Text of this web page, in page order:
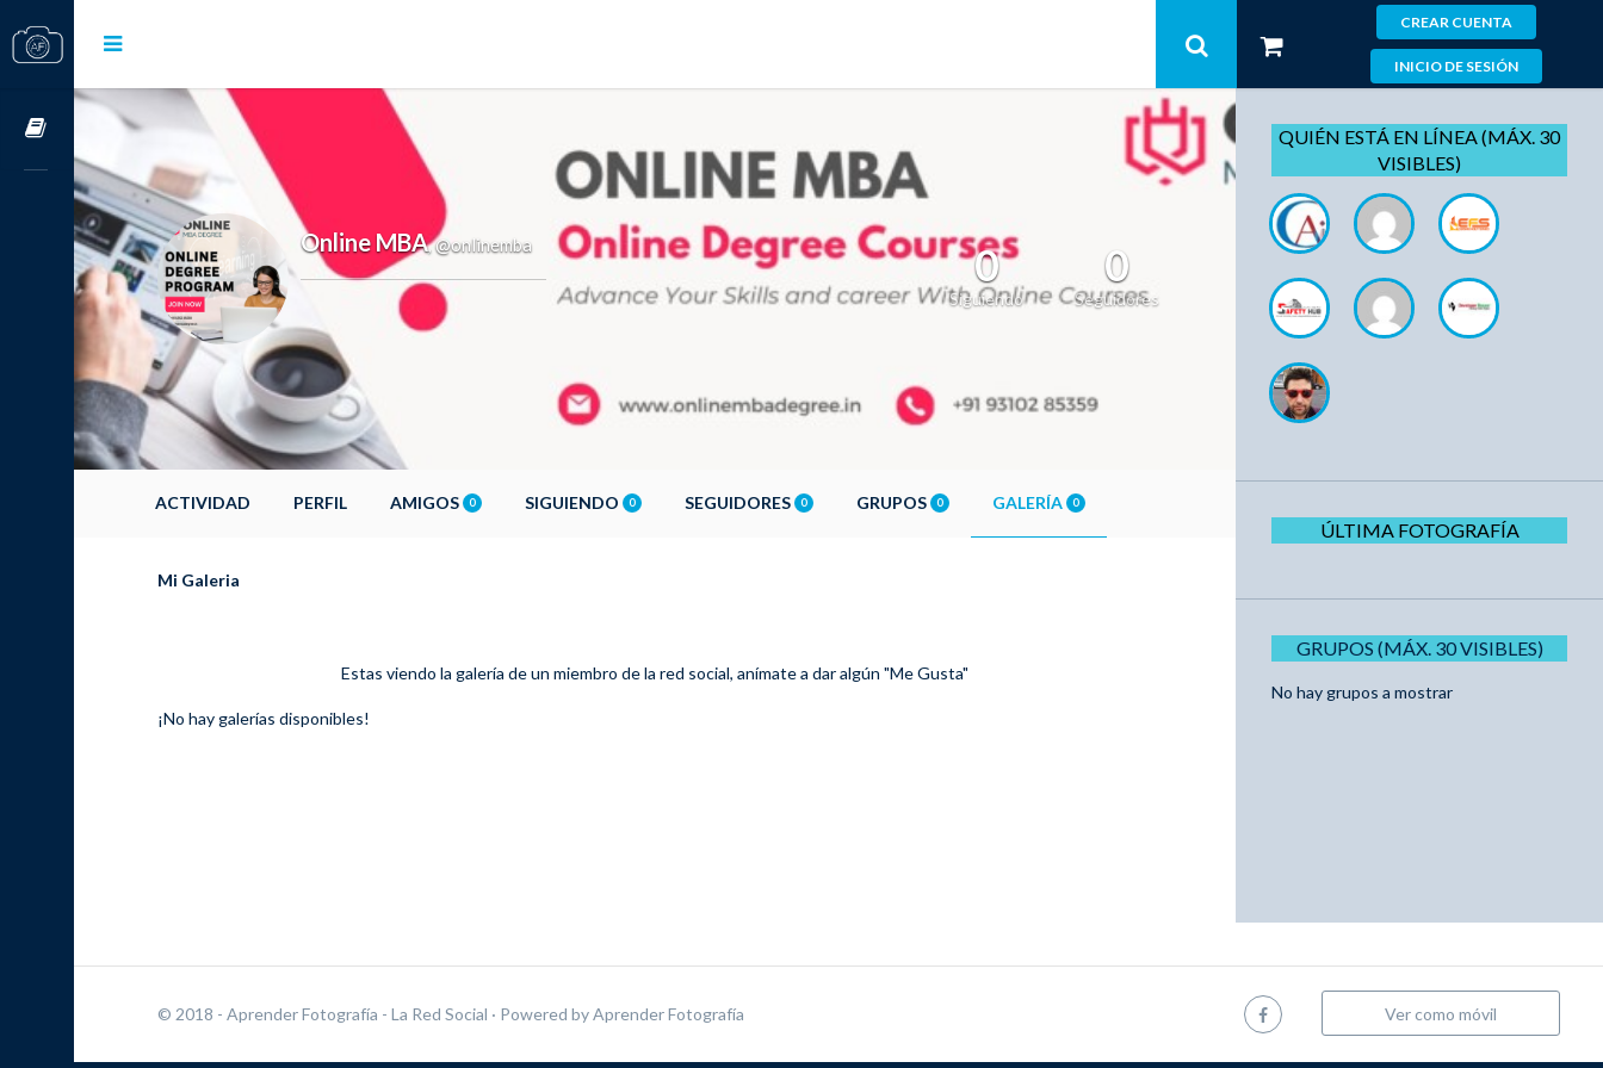
CREAR CUENTA
INICIO DE SESIÓN
Cursos OnLine
Online MBA,@onlinemba 0
Siguiendo
0
Seguidores
ACTIVIDAD PERFIL AMIGOS 0 SIGUIENDO 0 SEGUIDORES 0 GRUPOS 0 GALERÍA 0
Mi Galeria
Estas viendo la galería de un miembro de la red social, anímate a dar algún "Me Gusta"
¡No hay galerías disponibles!
QUIÉN ESTÁ EN LÍNEA (MÁX. 30
VISIBLES)
ÚLTIMA FOTOGRAFÍA
GRUPOS (MÁX. 30 VISIBLES)
No hay grupos a mostrar
© 2018 - Aprender Fotografía - La Red Social · Powered byAprender Fotografía